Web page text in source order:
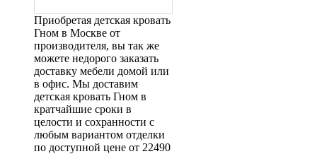
Приобретая детская кровать
Гном в Москве от
производителя, вы так же
можете недорого заказать
доставку мебели домой или
в офис. Мы доставим
детская кровать Гном в
кратчайшие сроки в
целости и сохранности с
любым вариантом отделки
по доступной цене от 22490